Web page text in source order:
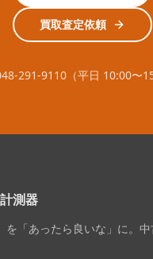
買取査定依頼
291-9110（平日 10:00〜
測器
を「あったら良いな」に。